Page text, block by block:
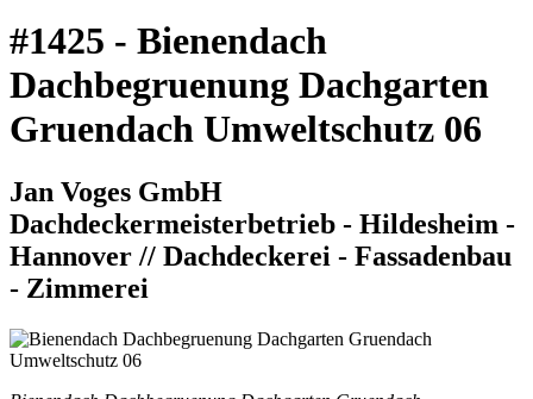
#1425 - Bienendach
Dachbegruenung Dachgarten
Gruendach Umweltschutz 06
Jan Voges GmbH
Dachdeckermeisterbetrieb - Hildesheim -
Hannover // Dachdeckerei - Fassadenbau
- Zimmerei